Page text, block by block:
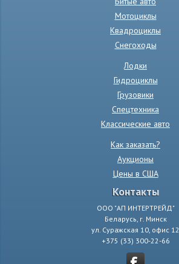
Мотоциклы
Квадроциклы
Снегоходы
Лодки
Гидроциклы
Грузовики
Спецтехника
Классические авто
Как заказать?
Аукционы
Цены в США
Контакты
ООО "АП ИНТЕРТРЕЙД"
Беларусь, г. Минск
ул. Суражская 10, офис 12
+375 (33) 300-22-66